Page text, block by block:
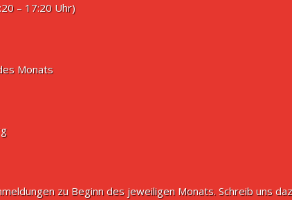
– 17:20 Uhr)
Monats
zu Beginn des jeweiligen Monats. Schreib uns